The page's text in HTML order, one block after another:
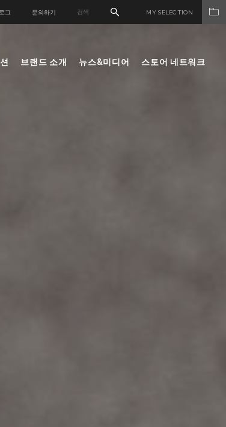
그 문의하기 MY SELECTION
브랜드 소개 뉴스&미디어 스토어 네트워크